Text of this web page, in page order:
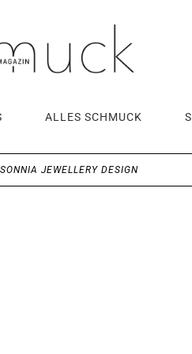
ALLES SCHMUCK
SONNIA JEWELLERY DESIGN